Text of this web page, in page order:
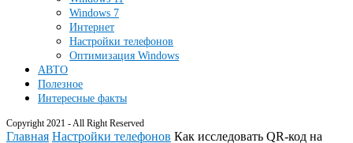
Windows 7
Интернет
Настройки телефонов
Оптимизация Windows
АВТО
Полезное
Интересные факты
Copyright 2021 - All Right Reserved
Главная Настройки телефонов Как исследовать QR-код на